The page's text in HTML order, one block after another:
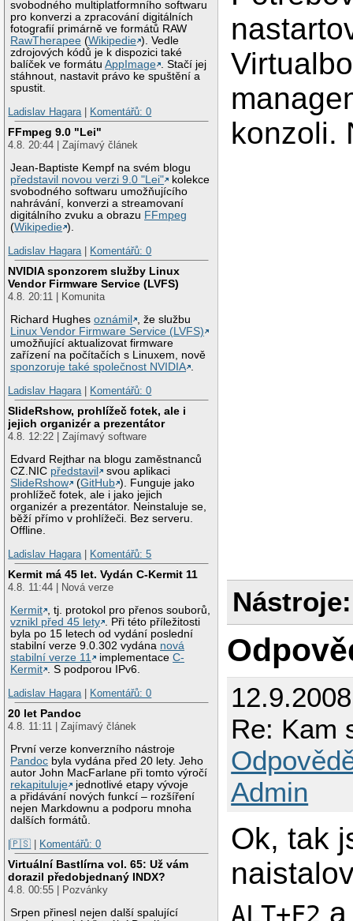
svobodného multiplatformního softwaru
pro konverzi a zpracování digitálních
fotografií primárně ve formátů RAW
RawTherapee (Wikipedie ). Vedle
zdrojových kódů je k dispozici také
balíček ve formátuAppImage . Stačí jej
stáhnout, nastavit právo ke spuštění a
spustit.
Ladislav Hagara
Komentářů: 0
FFmpeg 9.0 "Lei"
4.8. 20:44 | Zajímavý článek
Jean-Baptiste Kempf na svém blogu
představil novou verzi 9.0 "Lei"
kolekce
svobodného softwaru umožňujícího
nahrávání, konverzi a streamovaní
digitálního zvuku a obrazu FFmpeg
(Wikipedie ).
Ladislav Hagara
Komentářů: 0
NVIDIA sponzorem služby Linux
Vendor Firmware Service (LVFS)
4.8. 20:11 | Komunita
Richard Hughesoznámil
, že službu
Linux Vendor Firmware Service (LVFS)
umožňující aktualizovat firmware
zařízení na počítačích s Linuxem, nově
sponzoruje také společnost NVIDIA .
Ladislav Hagara | Komentářů: 0
SlideRshow, prohlížeč fotek, ale i
jejich organizér a prezentátor
4.8. 12:22 | Zajímavý software
Edvard Rejthar na blogu zaměstnanců
CZ.NIC představil
svou aplikaci
SlideRshow
(GitHub ). Funguje jako
prohlížeč fotek, ale i jako jejich
organizér a prezentátor. Neinstaluje se,
běží přímo v prohlížeči. Bez serveru.
Offline.
Ladislav Hagara | Komentářů: 5
Kermit má 45 let. Vydán C-Kermit 11
4.8. 11:44 | Nová verze
Kermit , tj. protokol pro přenos souborů,
vznikl před 45 lety . Při této příležitosti
byla po 15 letech od vydání poslední
stabilní verze 9.0.302 vydána nová
stabilní verze 11
implementaceC-
Kermit . S podporou IPv6.
Ladislav Hagara | Komentářů: 0
20 let Pandoc
4.8. 11:11 | Zajímavý článek
První verze konverzního nástroje
Pandoc byla vydána před 20 lety. Jeho
autor John MacFarlane při tomto výročí
rekapituluje
jednotlivé etapy vývoje
a přidávání nových funkcí – rozšíření
nejen Markdownu a podporu mnoha
dalších formátů.
|🇵🇸 | Komentářů: 0
Virtuální Bastlírna vol. 65: Už vám
dorazil předobjednaný INDX?
4.8. 00:55 | Pozvánky
Srpen přinesl nejen další spalující
konzoli.
Nástroje:
Re: Kam
Admin
Ok, tak
ALT+F2